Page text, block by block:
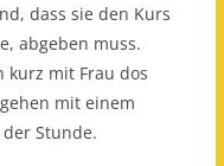
dass sie den Kurs
abgeben muss.
kurz mit Frau dos
mit einem
Stunde.